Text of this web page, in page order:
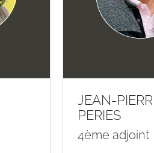
JEAN-
PERIES
4ème adjoint